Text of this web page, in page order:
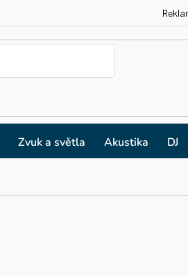
Zvuk a světla Akustika DJ